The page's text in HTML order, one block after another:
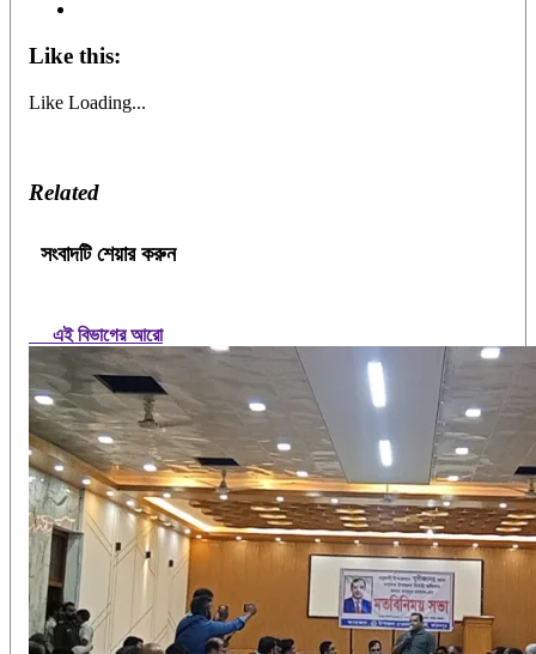
Like this:
Like Loading...
Related
সংবাদটি শেয়ার করুন
এই বিভাগের আরো